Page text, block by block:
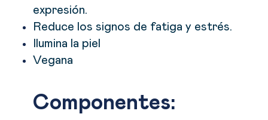
expresión.
Reduce los signos de fatiga y estrés.
Ilumina la piel
Vegana
Componentes: